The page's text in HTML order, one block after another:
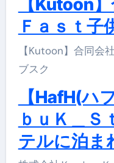
【Kutoon
Ｆａｓｔ子
【Kutoon】合同会社ＳｌｏｗＦａｓｔ子供靴のサ
ブスク
【HafH(ハ
ｂｕＫ＿Ｓ
テルに泊ま